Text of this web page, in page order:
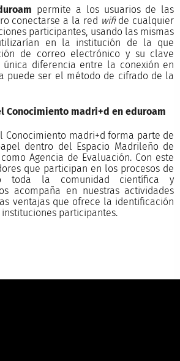
permite a los usuarios de las
conectarse a la red wifide cualquier
participantes, usando las mismas
en la institución de la que
de correo electrónico y su clave
única diferencia entre la conexión en
puede ser el método de cifrado de la
Conocimiento madri+d en eduroam
Conocimiento madri+d forma parte de
dentro del Espacio Madrileño de
Agencia de Evaluación. Con este
que participan en los procesos de
toda la comunidad científica y
acompaña en nuestras actividades
ventajas que ofrece la identificación
participantes.